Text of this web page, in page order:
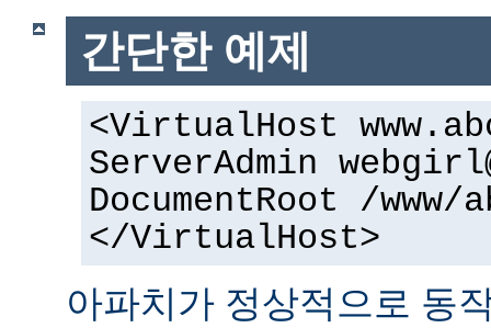
간단한 예제
<VirtualHost
ServerAdmin
DocumentRoot /www/
</VirtualHost>
아파치가 정상적으로 동